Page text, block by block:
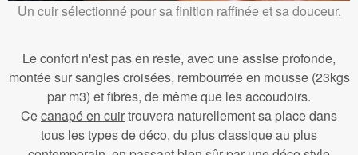
Un cuir sélectionné pour sa finition raffinée et sa douceur.
Le confort n'est pas en reste, avec une assise profonde,
montée sur sangles croisées, rembourrée en mousse (23kgs
par m3) et fibres, de même que les accoudoirs.
Cecanapé en cuirtrouvera naturellement sa place dans
tous les types de déco, du plus classique au plus